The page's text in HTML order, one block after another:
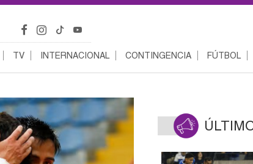
TV INTERNACIONAL CONTINGENCIA FÚTBOL